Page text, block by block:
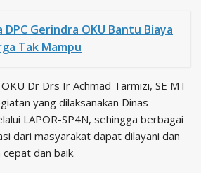
DPC Gerindra OKU Bantu Biaya
Tak Mampu
Dr Drs Ir Achmad Tarmizi, SE MT
yang dilaksanakan Dinas
LAPOR-SP4N, sehingga berbagai
dari masyarakat dapat dilayani dan
dan baik.